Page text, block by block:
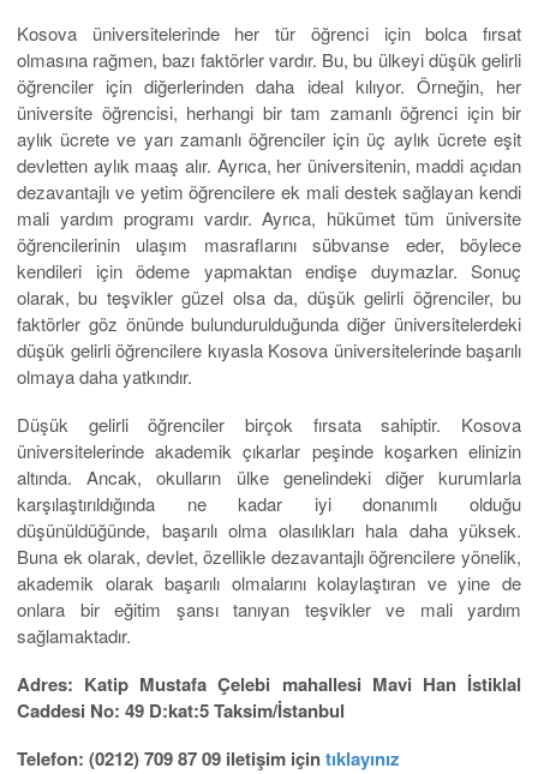
Kosova üniversitelerinde her tür öğrenci için bolca fırsat
olmasına rağmen, bazı faktörler vardır. Bu, bu ülkeyi düşük gelirli
öğrenciler için diğerlerinden daha ideal kılıyor. Örneğin, her
üniversite öğrencisi, herhangi bir tam zamanlı öğrenci için bir
aylık ücrete ve yarı zamanlı öğrenciler için üç aylık ücrete eşit
devletten aylık maaş alır. Ayrıca, her üniversitenin, maddi açıdan
dezavantajlı ve yetim öğrencilere ek mali destek sağlayan kendi
mali yardım programı vardır. Ayrıca, hükümet tüm üniversite
öğrencilerinin ulaşım masraflarını sübvanse eder, böylece
kendileri için ödeme yapmaktan endişe duymazlar. Sonuç
olarak, bu teşvikler güzel olsa da, düşük gelirli öğrenciler, bu
faktörler göz önünde bulundurulduğunda diğer üniversitelerdeki
düşük gelirli öğrencilere kıyasla Kosova üniversitelerinde başarılı
olmaya daha yatkındır.
Düşük gelirli öğrenciler birçok fırsata sahiptir. Kosova
üniversitelerinde akademik çıkarlar peşinde koşarken elinizin
altında. Ancak, okulların ülke genelindeki diğer kurumlarla
karşılaştırıldığında ne kadar iyi donanımlı olduğu
düşünüldüğünde, başarılı olma olasılıkları hala daha yüksek.
Buna ek olarak, devlet, özellikle dezavantajlı öğrencilere yönelik,
akademik olarak başarılı olmalarını kolaylaştıran ve yine de
onlara bir eğitim şansı tanıyan teşvikler ve mali yardım
sağlamaktadır.
Adres: Katip Mustafa Çelebi mahallesi Mavi Han İstiklal
Caddesi No: 49 D:kat:5 Taksim/İstanbul
Telefon: (0212) 709 87 09 iletişim içintıklayınız